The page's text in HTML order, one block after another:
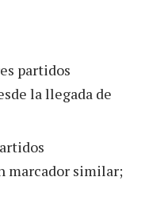
partidos
la llegada de
marcador similar;